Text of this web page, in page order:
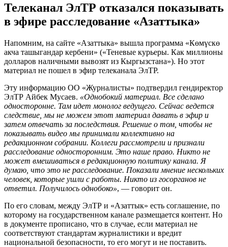
Телеканал ЭлТР отказался показывать
в эфире расследование «Азаттыка»
Напомним, на сайте «Азаттыка» вышла программа «Көмүскө
акча ташыгандар кербени» («Теневые курьеры. Как миллионы
долларов наличными вывозят из Кыргызстана»). Но этот
материал не пошел в эфир телеканала ЭлТР.
Эту информацию ОО «Журналисты» подтвердил гендиректор
ЭлТР Айбек Мусаев. «Однобокий материал. Все сделано
односторонне. Там идет монолог ведущего. Сейчас ведется
следствие, мы не можем этот материал давать в эфир и
затем отвечать за последствия. Решение о том, чтобы не
показывать видео мы принимали коллективно на
редакционном собрании. Коллеги рассмотрели и признали
расследование односторонним. Это наше право. Никто не
может вмешиваться в редакционную политику канала. Я
думаю, что это не расследование. Показали мнение нескольких
человек, которые ушли с работы. Никто из госорганов не
ответил. Получилось однобоко», — говорит он.
По его словам, между ЭлТР и «Азаттык» есть соглашение, по
которому на государственном канале размещается контент. Но
в документе прописано, что в случае, если материал не
соответствуют стандартам журналистики и вредит
национальной безопасности, то его могут и не поставить.